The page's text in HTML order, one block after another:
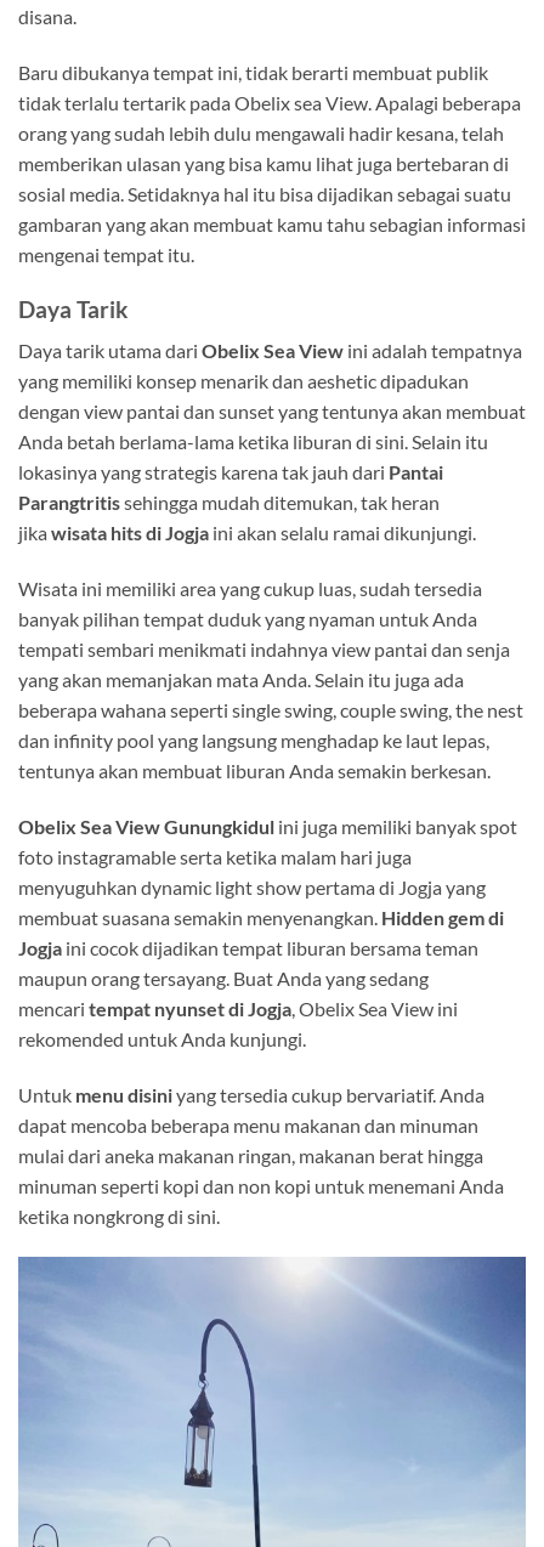
disana.
Baru dibukanya tempat ini, tidak berarti membuat publik
tidak terlalu tertarik pada Obelix sea View. Apalagi beberapa
orang yang sudah lebih dulu mengawali hadir kesana, telah
memberikan ulasan yang bisa kamu lihat juga bertebaran di
sosial media. Setidaknya hal itu bisa dijadikan sebagai suatu
gambaran yang akan membuat kamu tahu sebagian informasi
mengenai tempat itu.
Daya Tarik
Daya tarik utama dari Obelix Sea View ini adalah tempatnya
yang memiliki konsep menarik dan aeshetic dipadukan
dengan view pantai dan sunset yang tentunya akan membuat
Anda betah berlama-lama ketika liburan di sini. Selain itu
lokasinya yang strategis karena tak jauh dari Pantai
Parangtritissehingga mudah ditemukan, tak heran
jika wisata hits di Jogja ini akan selalu ramai dikunjungi.
Wisata ini memiliki area yang cukup luas, sudah tersedia
banyak pilihan tempat duduk yang nyaman untuk Anda
tempati sembari menikmati indahnya view pantai dan senja
yang akan memanjakan mata Anda. Selain itu juga ada
beberapa wahana seperti single swing, couple swing, the nest
dan infinity pool yang langsung menghadap ke laut lepas,
tentunya akan membuat liburan Anda semakin berkesan.
Obelix Sea View Gunungkidul ini juga memiliki banyak spot
foto instagramable serta ketika malam hari juga
menyuguhkan dynamic light show pertama di Jogja yang
membuat suasana semakin menyenangkan. Hidden gem di
Jogja ini cocok dijadikan tempat liburan bersama teman
maupun orang tersayang. Buat Anda yang sedang
mencari tempat nyunset di Jogja, Obelix Sea View ini
rekomended untuk Anda kunjungi.
Untuk menu disiniyang tersedia cukup bervariatif. Anda
dapat mencoba beberapa menu makanan dan minuman
mulai dari aneka makanan ringan, makanan berat hingga
minuman seperti kopi dan non kopi untuk menemani Anda
ketika nongkrong di sini.